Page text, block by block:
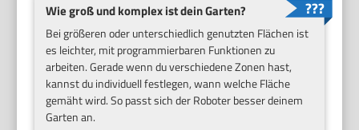
Wie groß und komplex ist dein Garten?
Bei größeren oder unterschiedlich genutzten Flächen ist
es leichter, mit programmierbaren Funktionen zu
arbeiten. Gerade wenn du verschiedene Zonen hast,
kannst du individuell festlegen, wann welche Fläche
gemäht wird. So passt sich der Roboter besser deinem
Garten an.